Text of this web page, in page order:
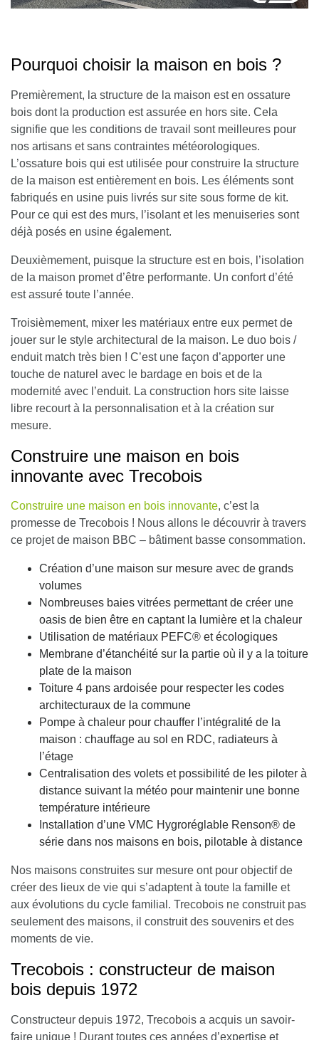
Pourquoi choisir la maison en bois ?
Premièrement, la structure de la maison est en ossature
bois dont la production est assurée en hors site. Cela
signifie que les conditions de travail sont meilleures pour
nos artisans et sans contraintes météorologiques.
L’ossature bois qui est utilisée pour construire la structure
de la maison est entièrement en bois. Les éléments sont
fabriqués en usine puis livrés sur site sous forme de kit.
Pour ce qui est des murs, l’isolant et les menuiseries sont
déjà posés en usine également.
Deuxièmement, puisque la structure est en bois, l’isolation
de la maison promet d’être performante. Un confort d’été
est assuré toute l’année.
Troisièmement, mixer les matériaux entre eux permet de
jouer sur le style architectural de la maison. Le duo bois /
enduit match très bien ! C’est une façon d’apporter une
touche de naturel avec le bardage en bois et de la
modernité avec l’enduit. La construction hors site laisse
libre recourt à la personnalisation et à la création sur
mesure.
Construire une maison en bois
innovante avec Trecobois
Construire une maison en bois innovante, c’est la
promesse de Trecobois ! Nous allons le découvrir à travers
ce projet de maison BBC – bâtiment basse consommation.
Création d’une maison sur mesure avec de grands
volumes
Nombreuses baies vitrées permettant de créer une
oasis de bien être en captant la lumière et la chaleur
Utilisation de matériaux PEFC® et écologiques
Membrane d’étanchéité sur la partie où il y a la toiture
plate de la maison
Toiture 4 pans ardoisée pour respecter les codes
architecturaux de la commune
Pompe à chaleur pour chauffer l’intégralité de la
maison : chauffage au sol en RDC, radiateurs à
l’étage
Centralisation des volets et possibilité de les piloter à
distance suivant la météo pour maintenir une bonne
température intérieure
Installation d’une VMC Hygroréglable Renson® de
série dans nos maisons en bois, pilotable à distance
Nos maisons construites sur mesure ont pour objectif de
créer des lieux de vie qui s’adaptent à toute la famille et
aux évolutions du cycle familial. Trecobois ne construit pas
seulement des maisons, il construit des souvenirs et des
moments de vie.
Trecobois : constructeur de maison
bois depuis 1972
Constructeur depuis 1972, Trecobois a acquis un savoir-
faire unique ! Durant toutes ces années d’expertise et